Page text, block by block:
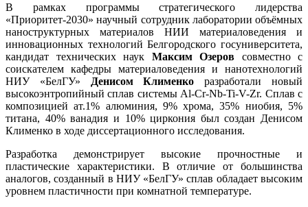
В рамках программы стратегического лидерства
«Приоритет-2030» научный сотрудник лаборатории объёмных
наноструктурных материалов НИИ материаловедения и
инновационных технологий Белгородского госуниверситета,
кандидат технических наук Максим Озеров совместно с
соискателем кафедры материаловедения и нанотехнологий
НИУ «БелГУ»
Денисом Клименко разработали новый
высокоэнтропийный сплав системы Al-Cr-Nb-Ti-V-Zr. Сплав с
композицией ат.1% алюминия, 9% хрома, 35% ниобия, 5%
титана, 40% ванадия и 10% циркония был создан Денисом
Клименко в ходе диссертационного исследования.
Разработка демонстрирует высокие прочностные и
пластические характеристики. В отличие от большинства
аналогов, созданный в НИУ «БелГУ» сплав обладает высоким
уровнем пластичности при комнатной температуре.